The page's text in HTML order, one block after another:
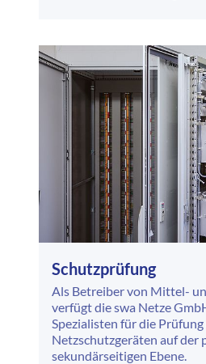
Schutzprüfung
Als Betreiber von Mittel-
verfügt die swa Netze
Spezialisten für die
Netzschutzgeräten auf der
sekundärseitigen Ebene.